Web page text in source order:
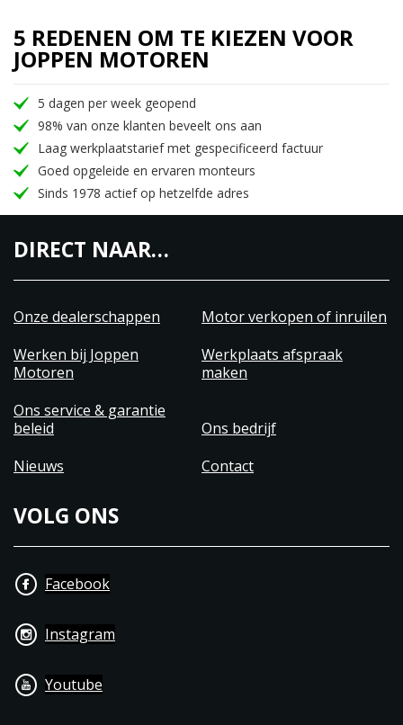
5 REDENEN OM TE KIEZEN VOOR
JOPPEN MOTOREN
5 dagen per week geopend
98% van onze klanten beveelt ons aan
Laag werkplaatstarief met gespecificeerd factuur
Goed opgeleide en ervaren monteurs
Sinds 1978 actief op hetzelfde adres
DIRECT NAAR…
Onze dealerschappen
Motor verkopen of inruilen
Werken bij Joppen
Motoren
Werkplaats afspraak
maken
Ons service & garantie
beleid
Ons bedrijf
Nieuws
Contact
VOLG ONS
Facebook
Instagram
Youtube